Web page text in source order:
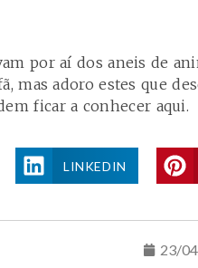
por aí dos aneis de
mas adoro estes que
ficar a conhecer aqui.
LINKEDIN
23/